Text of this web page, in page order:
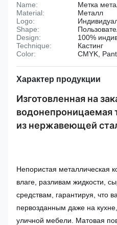
Name:
Метка
Material:
Металл
Logo:
Shape:
Design:
100%
Technique:
Кастинг
Color:
CMYK,
Характер продукции
Изготовленная на
водонепроницаемая
из нержавеющей
Непористая металлическая
влаге, разливам жидкости,
средствам, гарантируя, что
первозданным даже на
уличной мебели. Матовая